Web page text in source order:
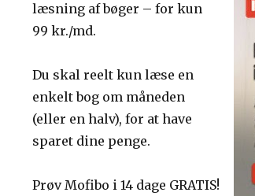
læsning af bøger – for kun
99 kr./md.
Du skal reelt kun læse en
enkelt bog om måneden
(eller en halv), for at have
sparet dine penge.
Prøv Mofibo i 14 dage GRATIS!